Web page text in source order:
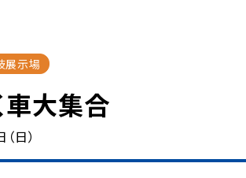
覧
に6か所。
示場へお気軽にお越しください！
を
会社は約40社。
の特徴やテイストの住宅会社を
す。
・キャンペーン
住まいづくりを検討いただけるイベントや、
情報
礎知識やコラム、資金情報など
アフターケアまで、
役立ち情報をご案内します。
展示場
車大集合
日）